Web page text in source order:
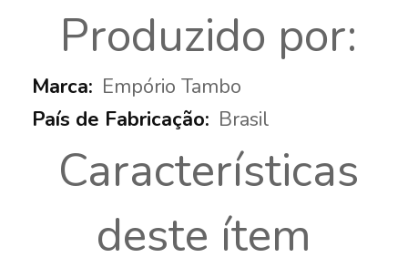
Informations
Produzido por:
Empório Tambo
Brasil
Características
deste ítem